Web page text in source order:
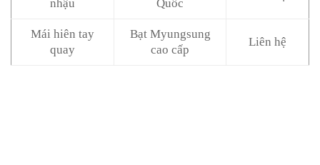
nhậu Quốc
Mái hiên tay
quay
Bạt Myungsung
cao cấp
Liên hệ